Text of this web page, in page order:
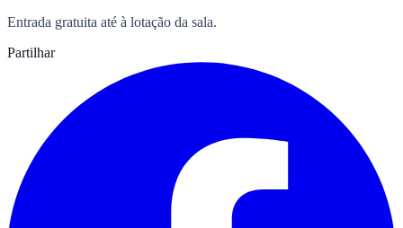
Entrada gratuita até à lotação da sala.
Partilhar